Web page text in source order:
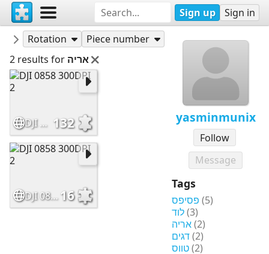
Sign up Sign in
yasminmunix
Follow
Message
Tags
פסיפס (5)
לוד(3)
אריה(2)
דגים(2)
טווס(2)
yasminmunix
Puzzles
Rotation
Piece number
2 results for אריה
DJI 0858 300DPI 2 132
DJI 0858 300DPI 2 16